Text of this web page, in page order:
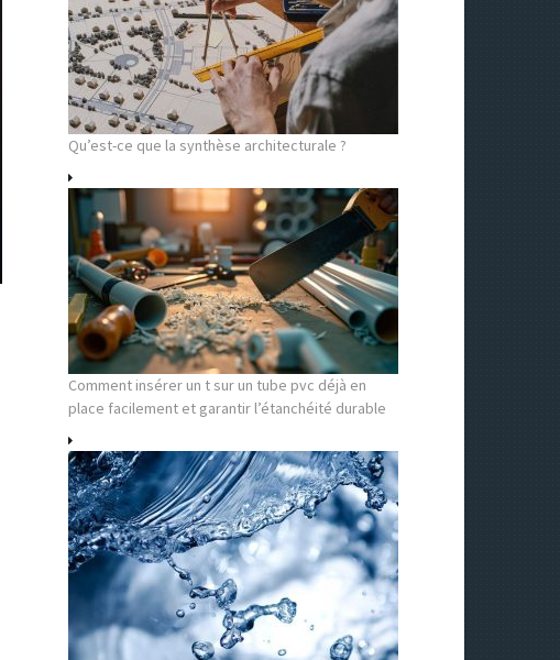
Qu’est-ce que la synthèse architecturale ?
Comment insérer un t sur un tube pvc déjà en
place facilement et garantir l’étanchéité durable